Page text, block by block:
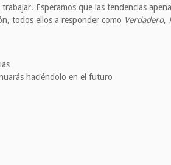
Esperamos que las tendencias
todos ellos a responder como Verdadero,
haciéndolo en el futuro